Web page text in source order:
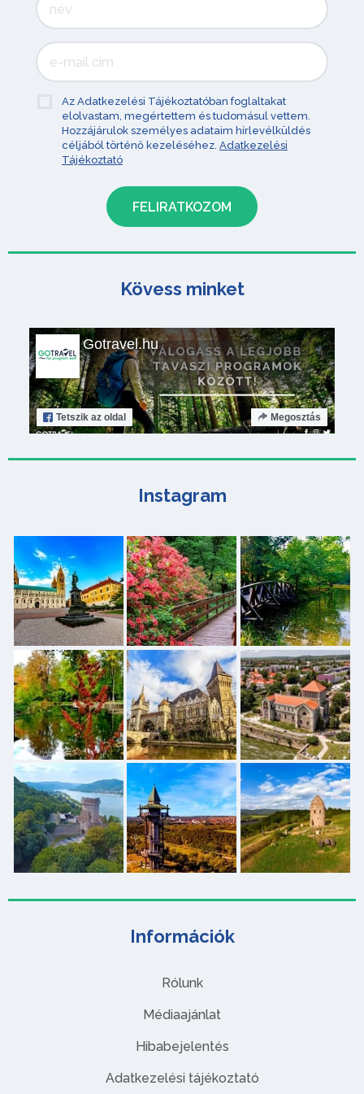
Információk
Rólunk
Médiaajánlat
Hibabejelentés
Adatkezelési tájékoztató
Az Adatkezelési Tájékoztatóban foglaltakat
elolvastam, megértettem és tudomásul vettem.
Hozzájárulok személyes adataim hírlevélküldés
céljából történő kezeléséhez. Adatkezelési
Tájékoztató
Kövess minket
Gotravel.hu
Tetszik az oldal Megosztás
Instagram